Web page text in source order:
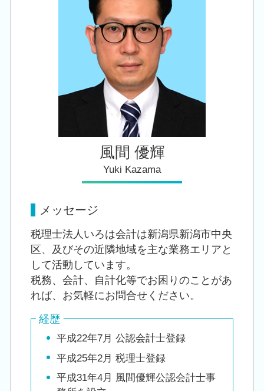
贈与税 申告 税理士
創業支援 税理士 相談 加茂市
会社設立 税理士 相談 新潟駅
税務顧問 税理士 相談 新潟市北区
税務顧問 税理士 相談 田上町
税務顧問 税理士 相談 新潟市中央区
風間 優輝
Yuki Kazama
メッセージ
税理士法人いろは会計は新潟県新潟市中央
区、及びその近隣地域を主な業務エリアと
して活動しています。
税務、会計、自計化等でお困りのことがあ
れば、お気軽にお問合せください。
経歴
平成22年7月 公認会計士登録
平成25年2月 税理士登録
平成31年4月 風間優輝公認会計士事